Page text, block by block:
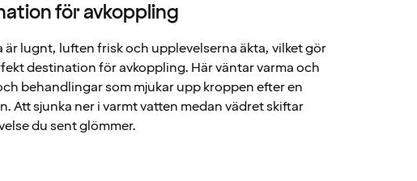
för avkoppling
är lugnt, luften frisk och upplevelserna äkta, vilket gör
destination för avkoppling. Här väntar varma och
behandlingar som mjukar upp kroppen efter en
Att sjunka ner i varmt vatten medan vädret skiftar
du sent glömmer.